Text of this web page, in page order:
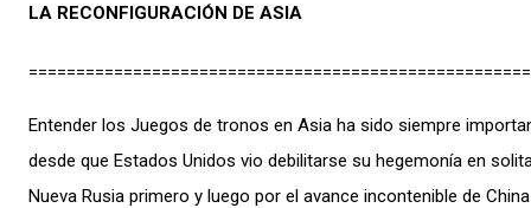
LA RECONFIGURACIÓN DE ASIA
Entender los Juegos de tronos en Asia ha sido siempre
desde que Estados Unidos vio debilitarse su hegemonía en
Nueva Rusia primero y luego por el avance incontenible de